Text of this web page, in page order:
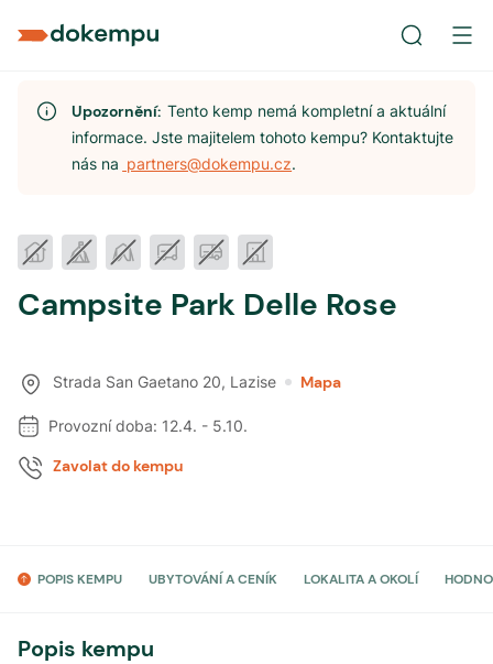
Upozornění:Tento kemp nemá kompletní a aktuální
informace. Jste majitelem tohoto kempu? Kontaktujte
nás na partners@dokempu.cz.
Campsite Park Delle Rose
Strada San Gaetano 20, Lazise Mapa
Provozní doba: 12.4. - 5.10.
Zavolat do kempu
POPIS KEMPU UBYTOVÁNÍ A CENÍK LOKALITA A OKOLÍ
Popis kempu